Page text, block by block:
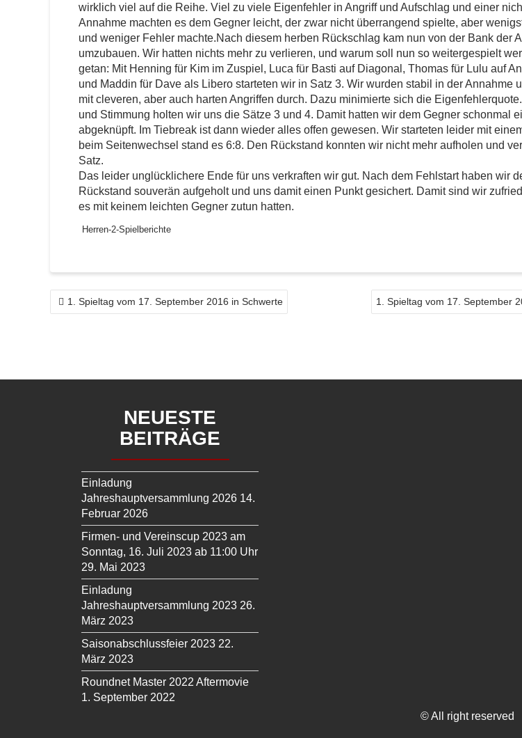
wirklich viel auf die Reihe. Viel zu viele Eigenfehler in Angriff und Aufschlag und einer
Annahme machten es dem Gegner leicht, der zwar nicht überrangend spielte, aber
und weniger Fehler machte.Nach diesem herben Rückschlag kam nun von der Bank der
umzubauen. Wir hatten nichts mehr zu verlieren, und warum soll nun so weitergespielt
getan: Mit Henning für Kim im Zuspiel, Luca für Basti auf Diagonal, Thomas für Lulu auf
und Maddin für Dave als Libero starteten wir in Satz 3. Wir wurden stabil in der Annahme
mit cleveren, aber auch harten Angriffen durch. Dazu minimierte sich die
und Stimmung holten wir uns die Sätze 3 und 4. Damit hatten wir dem Gegner schonmal
abgeknüpft. Im Tiebreak ist dann wieder alles offen gewesen. Wir starteten leider mit
beim Seitenwechsel stand es 6:8. Den Rückstand konnten wir nicht mehr aufholen und
Satz.
Das leider unglücklichere Ende für uns verkraften wir gut. Nach dem Fehlstart haben wir
Rückstand souverän aufgeholt und uns damit einen Punkt gesichert. Damit sind wir
es mit keinem leichten Gegner zutun hatten.
Herren-2-Spielberichte
BEITRAGSNAVIGATION
1. Spieltag vom 17. September 2016 in Schwerte 1. Spieltag vom 17. September
NEUESTE
BEITRÄGE
Einladung
Jahreshauptversammlung 2026 14.
Februar 2026
Firmen- und Vereinscup 2023 am
Sonntag, 16. Juli 2023 ab 11:00 Uhr
29. Mai 2023
Einladung
Jahreshauptversammlung 2023 26.
März 2023
Saisonabschlussfeier 2023 22.
März 2023
Roundnet Master 2022 Aftermovie
1. September 2022
© All right reserved